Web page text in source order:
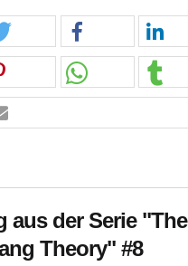
aus der Serie "The
Theory" #8